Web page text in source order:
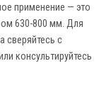
применение — это
630-800 мм. Для
сверяйтесь с
консультируйтесь